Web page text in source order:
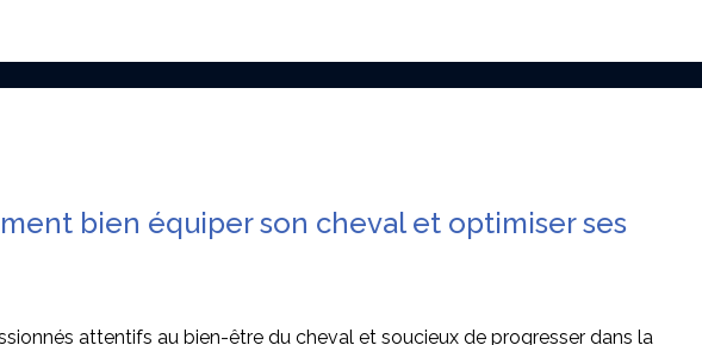
bien équiper son cheval et optimiser ses
attentifs au bien-être du cheval et soucieux de progresser dans la